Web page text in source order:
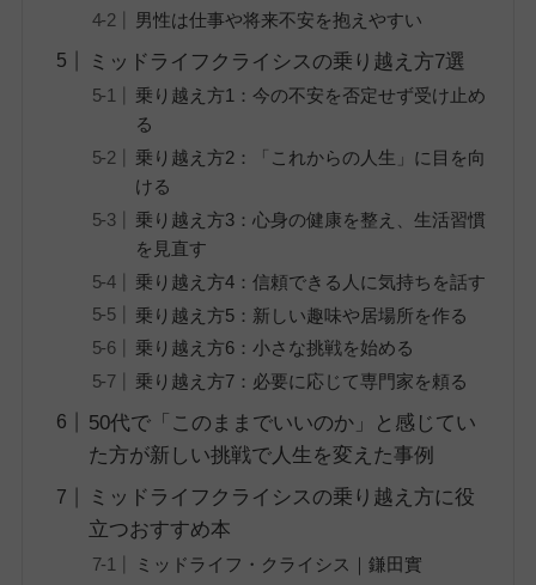
男性は仕事や将来不安を抱えやすい
ミッドライフクライシスの乗り越え方7選
乗り越え方1：今の不安を否定せず受け止め
る
乗り越え方2：「これからの人生」に目を向
ける
乗り越え方3：心身の健康を整え、生活習慣
を見直す
乗り越え方4：信頼できる人に気持ちを話す
乗り越え方5：新しい趣味や居場所を作る
乗り越え方6：小さな挑戦を始める
乗り越え方7：必要に応じて専門家を頼る
50代で「このままでいいのか」と感じてい
た方が新しい挑戦で人生を変えた事例
ミッドライフクライシスの乗り越え方に役
立つおすすめ本
ミッドライフ・クライシス｜鎌田實